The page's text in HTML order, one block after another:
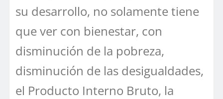
su desarrollo, no solamente tiene
que ver con bienestar, con
disminución de la pobreza,
disminución de las desigualdades,
el Producto Interno Bruto, la